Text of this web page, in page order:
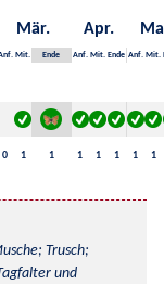
Mär. Apr.
Mit. Ende Anf. Mit. Ende Anf. Mit.
0 1 1 1 1 1 1 1
Trusch;
und